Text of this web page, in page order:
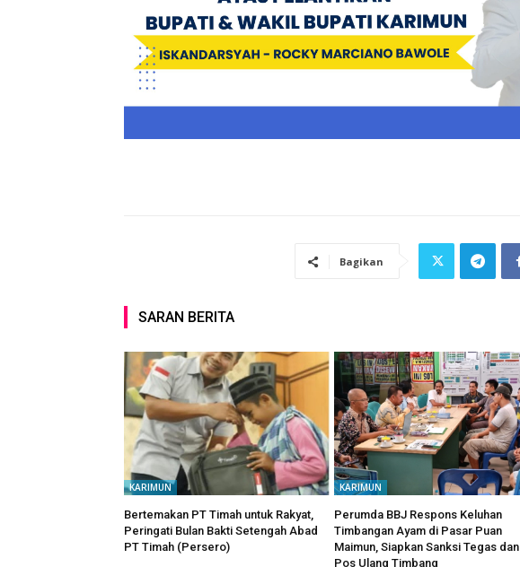
Bagikan
SARAN BERITA
KARIMUN
Bertemakan PT Timah untuk Rakyat,
Peringati Bulan Bakti Setengah Abad
PT Timah (Persero)
KARIMUN
Perumda BBJ Respons Keluhan
Timbangan Ayam di Pasar Puan
Maimun, Siapkan Sanksi Tegas dan
Pos Ulang Timbang